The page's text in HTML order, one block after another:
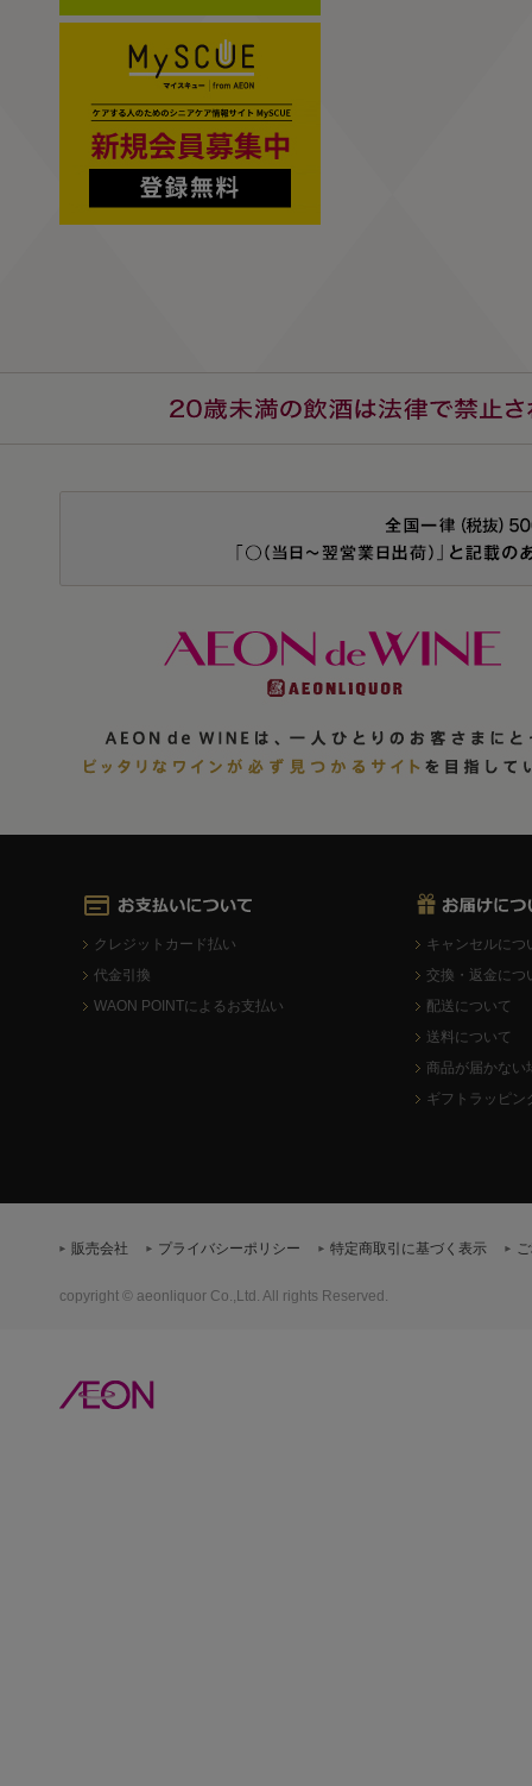
クレジットカード払い
代金引換
WAON POINTによるお支払い
キャンセルにつ
交換・返金につ
配送について
送料について
商品が届かない
ギフトラッピン
販売会社 プライバシーポリシー 特定商取引に基づく表示
copyright © aeonliquor Co.,Ltd. All rights Reserved.